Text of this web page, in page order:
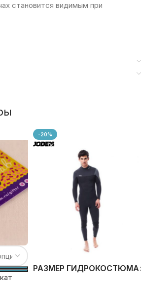
становится видимым при
-20%
РАЗМЕР ГИДРОКОСТЮМА